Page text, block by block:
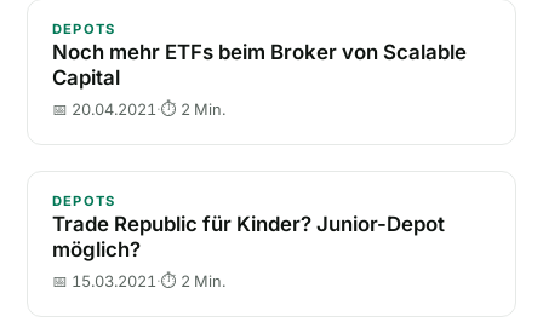
Noch mehr ETFs beim Broker von Scalable Capital
DEPOTS
Noch mehr ETFs beim Broker von Scalable
Capital
📅 20.04.2021·⏱ 2 Min.
Trade Republic für Kinder? Junior-Depot möglich?
DEPOTS
Trade Republic für Kinder? Junior-Depot
möglich?
📅 15.03.2021 ·⏱ 2 Min.